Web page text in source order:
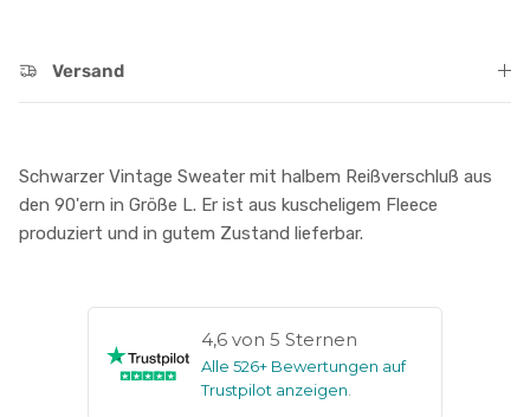
Versand
Schwarzer Vintage Sweater mit halbem Reißverschluß aus
den 90'ern in Größe L. Er ist aus kuscheligem Fleece
produziert und in gutem Zustand lieferbar.
4,6 von 5 Sternen
Alle 526+ Bewertungen auf
Trustpilot anzeigen